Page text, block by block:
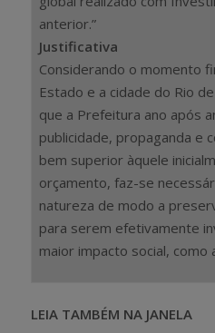
anterior.”
Justificativa
Considerando o momento
Estado e a cidade do Rio
que a Prefeitura ano após
publicidade, propaganda e
bem superior àquele
orçamento, faz-se
natureza de modo a
para serem efetivamente
maior impacto social, como
LEIA TAMBÉM NA JANELA